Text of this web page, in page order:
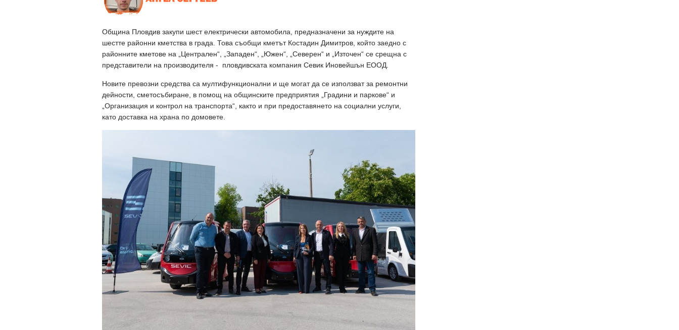
Община Пловдив закупи шест електрически автомобила, предназначени за нуждите на
шестте районни кметства в града. Това съобщи кметът Костадин Димитров, който заедно с
районните кметове на „Централен“, „Западен“, „Южен“, „Северен“ и „Източен“ се срещна с
представители на производителя - пловдивската компания Севик Иновейшън EООД.
Новите превозни средства са мултифункционални и ще могат да се използват за ремонтни
дейности, сметосъбиране, в помощ на общинските предприятия „Градини и паркове“ и
„Организация и контрол на транспорта“, както и при предоставянето на социални услуги,
като доставка на храна по домовете.